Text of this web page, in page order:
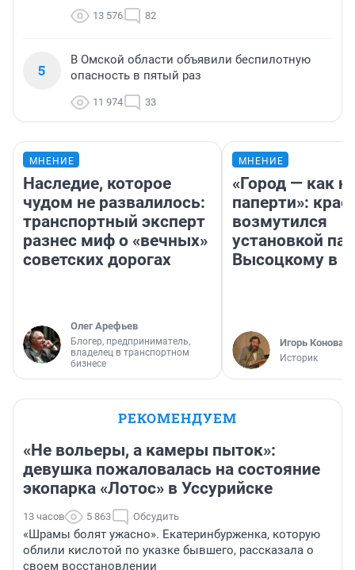
13 576 82
5
В Омской области объявили беспилотную
опасность в пятый раз
11 974 33
МНЕНИЕ
Наследие, которое
чудом не развалилось:
транспортный эксперт
разнес миф о «вечных»
советских дорогах
Олег Арефьев
Блогер, предприниматель,
владелец в транспортном
бизнесе
МНЕНИЕ
«Город — как
паперти»:
возмутился
установкой
Высоцкому в
Игорь
Историк
РЕКОМЕНДУЕМ
«Не вольеры, а камеры пыток»:
девушка пожаловалась на состояние
экопарка «Лотос» в Уссурийске
13 часов 5 863 Обсудить
«Шрамы болят ужасно». Екатеринбурженка, которую
облили кислотой по указке бывшего, рассказала о
своем восстановлении